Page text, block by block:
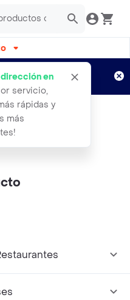
en
servicio,
rápidas y
más
Aplican TyC
#141